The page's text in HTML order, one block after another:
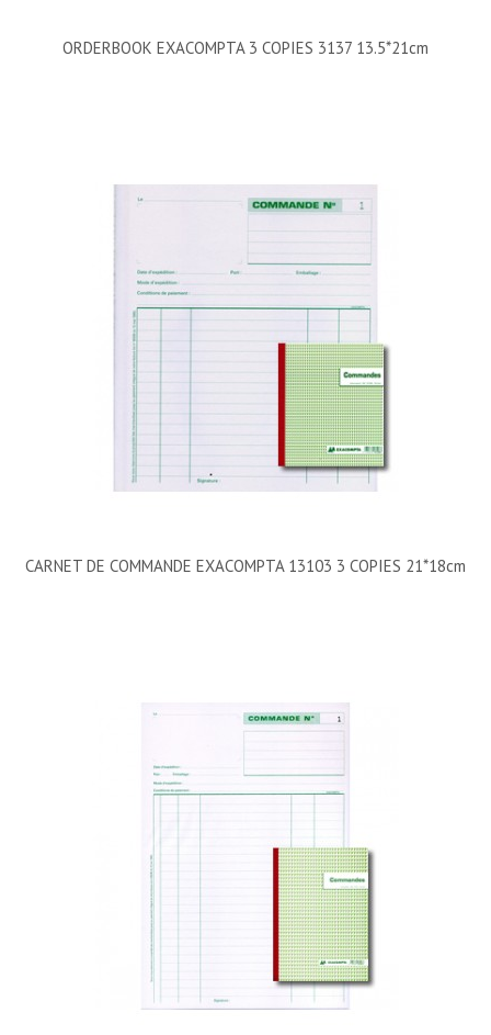
ORDERBOOK EXACOMPTA 3 COPIES 3137 13.5*21cm
CARNET DE COMMANDE EXACOMPTA 13103 3 COPIES 21*18cm